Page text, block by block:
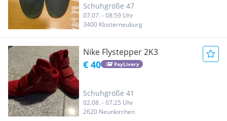
Schuhgröße 47
07.07. - 08:59 Uhr
3400 Klosterneuburg
Nike Flystepper 2K3
€ 40 PayLivery
Schuhgröße 41
02.08. - 07:25 Uhr
2620 Neunkirchen